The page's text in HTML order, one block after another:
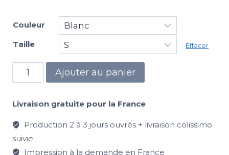
Couleur
Taille
Effacer
Ajouter au panier
Livraison gratuite pour la France
Production 2 à 3 jours ouvrés + livraison colissimo
suivie
Impression à la demande en France